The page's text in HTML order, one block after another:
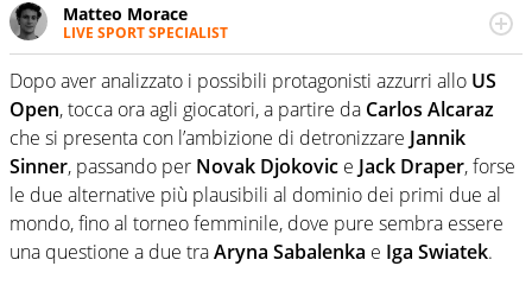
Matteo Morace
LIVE SPORT SPECIALIST
La multimedialità quale approccio personale e
professionale. Ama raccontare lo sport focalizzando ogni
attenzione sul tempo reale: la verità della dirette non
sono opinioni ma fatti
Dopo aver analizzato i possibili protagonisti azzurri allo US
Open, tocca ora agli giocatori, a partire da Carlos Alcaraz
che si presenta con l’ambizione di detronizzare Jannik
Sinner, passando per Novak Djokovic e Jack Draper, forse
le due alternative più plausibili al dominio dei primi due al
mondo, fino al torneo femminile, dove pure sembra essere
una questione a due traAryna Sabalenka e Iga Swiatek.